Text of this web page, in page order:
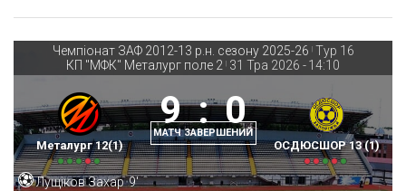
Чемпіонат ЗАФ 2012-13 р.н. сезону 2025-26 | Тур 16
КП "МФК" Металург поле 2 | 31 Тра 2026 - 14:10
Металург 12(1)
9 : 0
МАТЧ ЗАВЕРШЕНИЙ
ОСДЮСШОР 13 (1)
Лущіков Захар 9'